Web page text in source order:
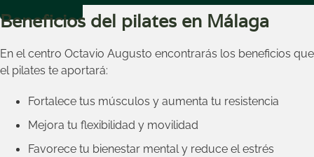
Beneficios del pilates en Málaga
En el centro Octavio Augusto encontrarás los beneficios que
el pilates te aportará:
Fortalece tus músculos y aumenta tu resistencia
Mejora tu flexibilidad y movilidad
Favorece tu bienestar mental y reduce el estrés